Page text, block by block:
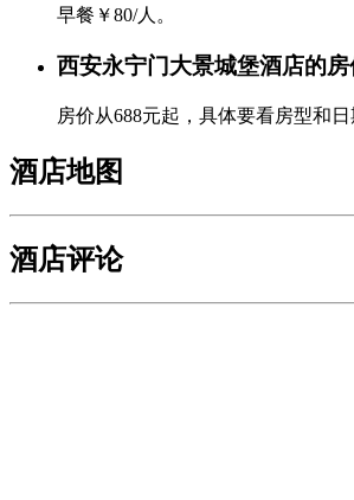
早餐￥80/人。
西安永宁门大景城堡酒店的房
房价从688元起，具体要看房型和日
酒店地图
酒店评论